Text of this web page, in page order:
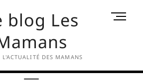
blog Les
L'ACTUALITÉ DES MAMANS
M
u